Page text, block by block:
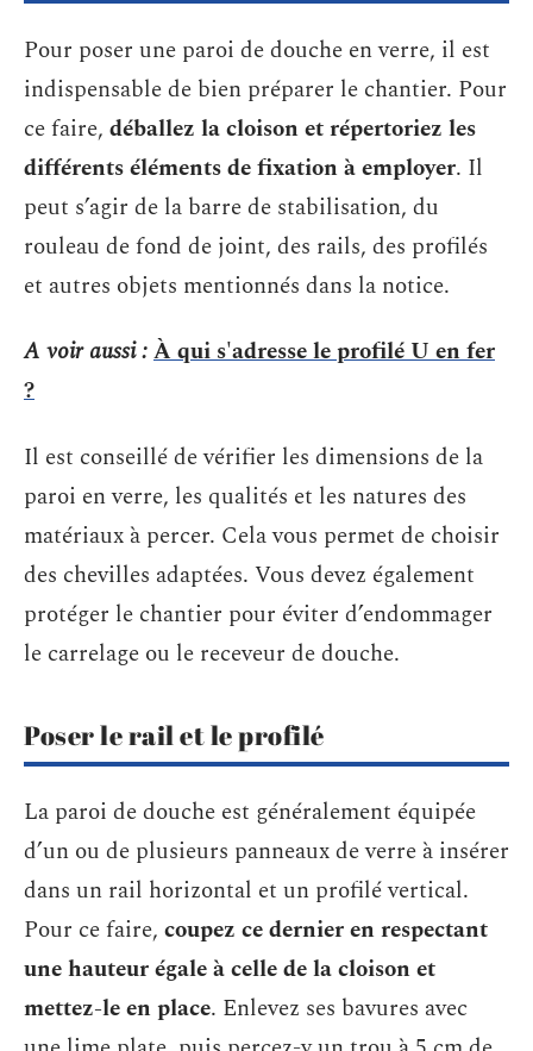
Pour poser une paroi de douche en verre, il est
indispensable de bien préparer le chantier. Pour
ce faire, déballez la cloison et répertoriez les
différents éléments de fixation à employer. Il
peut s’agir de la barre de stabilisation, du
rouleau de fond de joint, des rails, des profilés
et autres objets mentionnés dans la notice.
A voir aussi :À qui s'adresse le profilé U en fer
?
Il est conseillé de vérifier les dimensions de la
paroi en verre, les qualités et les natures des
matériaux à percer. Cela vous permet de choisir
des chevilles adaptées. Vous devez également
protéger le chantier pour éviter d’endommager
le carrelage ou le receveur de douche.
Poser le rail et le profilé
La paroi de douche est généralement équipée
d’un ou de plusieurs panneaux de verre à insérer
dans un rail horizontal et un profilé vertical.
Pour ce faire, coupez ce dernier en respectant
une hauteur égale à celle de la cloison et
mettez-le en place. Enlevez ses bavures avec